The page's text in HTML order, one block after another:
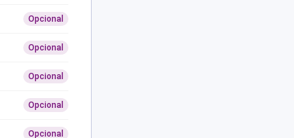
Opcional
Opcional
Opcional
Opcional
Opcional